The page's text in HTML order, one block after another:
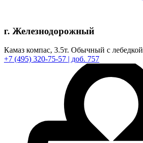
г. Железнодорожный
Камаз компас, 3.5т. Обычный с лебедкой
+7 (495) 320-75-57 | доб. 757